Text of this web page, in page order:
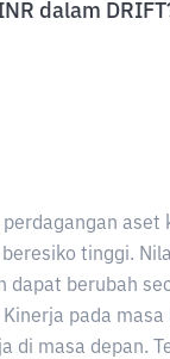
dalam
aset
tinggi.
dapat berubah
pada
di masa depan.